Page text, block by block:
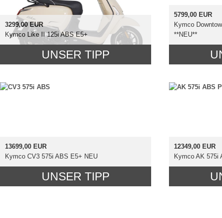
3299,00 EUR
Kymco Like II 125i ABS E5+
UNSER TIPP
5799,00 EUR
Kymco
**NEU**
13699,00 EUR
Kymco CV3 575i ABS E5+ NEU
UNSER TIPP
12349,00 EUR
Kymco AK 575i